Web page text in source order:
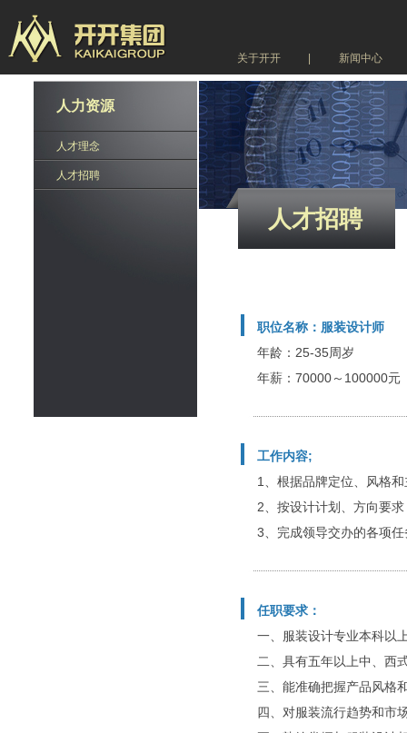
关于开开 新闻中心
人力资源
人才理念
人才招聘
人才招聘
人才招聘
职位名称：服装设计师
年龄：25-35周岁
年薪：70000～100000元
工作内容;
1、根据品牌定位、风格和
2、按设计计划、方向要求
3、完成领导交办的各项任
任职要求：
一、服装设计专业本科以
二、具有五年以上中、西
三、能准确把握产品风格
四、对服装流行趋势和市